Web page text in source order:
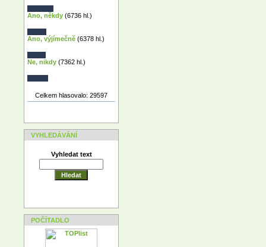
Ano, někdy (6736 hl.)
Ano, výjímečně (6378 hl.)
Ne, nikdy (7362 hl.)
Celkem hlasovalo: 29597
VYHLEDÁVÁNÍ
Vyhledat text
POČÍTADLO